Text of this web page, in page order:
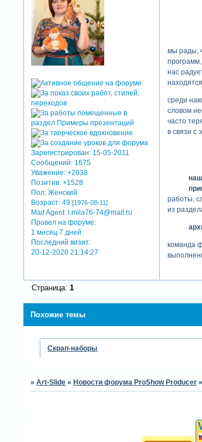
Зарегистрирован: 15-05-2011
Сообщений: 1675
Уважение: +2038
Позитив: +1528
Пол: Женский
Возраст: 49[1976-08-11]
Mail Agent: l.mila76-74@mail.ru
Провел на форуме:
1 месяц 7 дней
Последний визит:
20-12-2020 21:14:27
мы рады,
нас
среди
словом
часто
в связи с
работы,
из
команда
Страница: 1
Похожие темы
Скрап-наборы
»Art-Slide » Новости форума ProShow Producer »